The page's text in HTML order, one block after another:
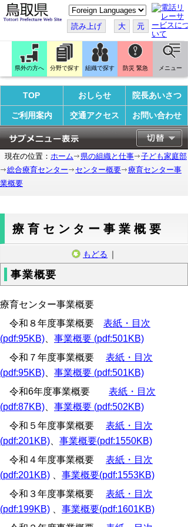
こ
の
ペ
ー
ジ
翻
訳
す
る
読み上げ 大 元
県外の方へ 分野で探す 組織で探す 防災 緊急 メニュー
TOP おしらせ 院長あいさつ
ご利用案内 交通アクセス お問い合わせ
現在の位置： ホーム 県の組織と仕事
子ども家庭部
総合療育センター
センター概要
療育センター事
業概要
療育センター事業概要
もどる ｜
事業概要
療育センター事業概要
令和８年度事業概要 表紙・目次
(pdf:95KB)
事業概要 (pdf:501KB)
令和７年度事業概要 表紙・目次
(pdf:95KB)
事業概要 (pdf:501KB)
令和6年度事業概要 表紙・目次
(pdf:87KB)
事業概要 (pdf:502KB)
令和５年度事業概要 表紙・目次
(pdf:201KB)
事業概要(pdf:1550KB)
令和４年度事業概要 表紙・目次
(pdf:201KB)
事業概要(pdf:1553KB)
令和３年度事業概要 表紙・目次
(pdf:199KB)
事業概要(pdf:1601KB)